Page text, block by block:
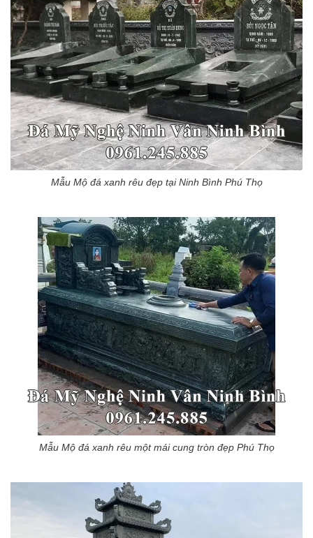
Mẫu Mộ đá xanh rêu đẹp tại Ninh Bình Phú Thọ
Mẫu Mộ đá xanh rêu một mái cung tròn đẹp Phú Thọ